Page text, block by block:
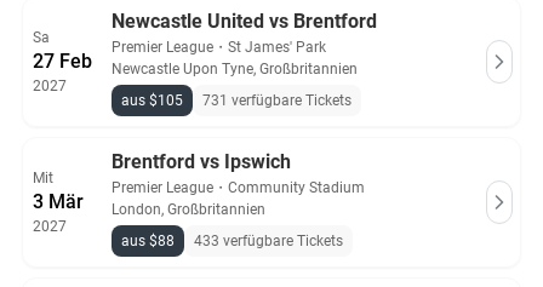
Sa
27 Feb
2027
Newcastle United vs Brentford
Premier League ・ St James' Park
Newcastle Upon Tyne, Großbritannien
aus $105
731 verfügbare Tickets
Mit
3 Mär
2027
Brentford vs Ipswich
Premier League ・ Community Stadium
London, Großbritannien
aus $88
433 verfügbare Tickets